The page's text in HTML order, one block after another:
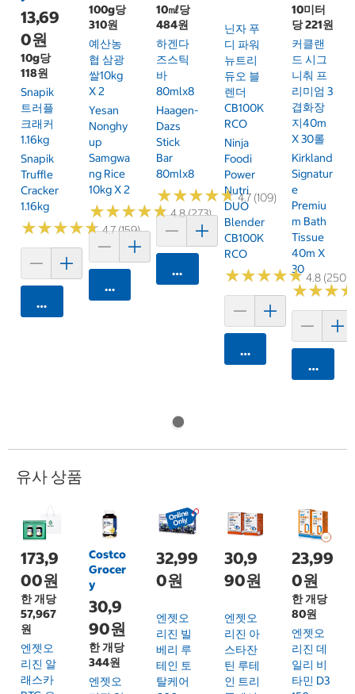
13,69
0원
10g당
118원
Snapik
트러플
크래커
1.16kg
Snapik
Truffle
Cracker
1.16kg
★★★★★
★★★★★4.7 (159)
카트에 담기
100g당
310원
예산농
협 삼광
쌀10kg
X 2
Yesan
Nonghy
Up
Samgwa
Ng Rice
10kg X 2
★★★★★
★★★★★4.8 (273)
카트에 담기
10㎖당
484원
하겐다
즈스틱
바
80mlx8
Haagen-
Dazs
Stick
Bar
80mlx8
★★★★★
★★★★★4.7 (109)
카트에 담기
닌자 푸
디 파워
뉴트리
듀오 블
렌더
CB100K
RCO
Ninja
Foodi
Power
Nutri
DUO
Blender
CB100K
RCO
★★★★★
★★★★★4.8 (250)
카트에 담기
10미터
당 221원
커클랜
드 시그
니춰 프
리미엄 3
겹화장
지40m
X 30롤
Kirkland
Signatur
E
Premiu
M Bath
Tissue
40m X
30
★★★
★★★
카트에
유사 상품
173,9
00원
한 개당
57,967
원
엔젯오
리진 알
래스카
Costco
Grocer
y
30,9
90원
한 개당
344원
엔젯오
32,99
0원
엔젯오
리진 빌
베리 루
테인 토
탈케어
30,9
90원
엔젯오
리진 아
스타잔
틴 루테
인 트리
23,99
0원
한 개당
80원
엔젯오
리진 데
일리 비
타민 D3